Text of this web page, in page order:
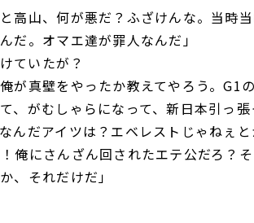
高山、何が悪だ？ふざけんな。当時
だ。オマエ達が罪人なんだ」
ていたが？
が真壁をやったか教えてやろう。G1
、がむしゃらになって、新日本引っ
んだアイツは？エベレストじゃねぇ
俺にさんざん回されたエテ公だろ？
、それだけだ」